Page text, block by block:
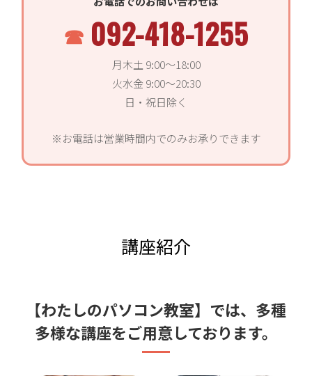
092-418-1255
月木土 9:00〜18:00
火水金 9:00〜20:30
日・祝日除く
※お電話は営業時間内でのみお承りできます
講座紹介
【わたしのパソコン教室】では、多種
多様な講座をご用意しております。